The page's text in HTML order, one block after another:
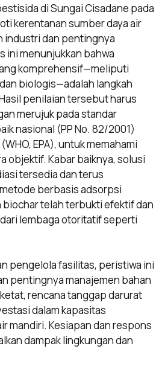
di Sungai Cisadane pada
kerentanan sumber daya air
industri dan pentingnya
ini menunjukkan bahwa
komprehensif—meliputi
biologis—adalah langkah
penilaian tersebut harus
merujuk pada standar
nasional (PP No. 82/2001)
EPA), untuk memahami
objektif. Kabar baiknya, solusi
tersedia dan terus
berbasis adsorpsi
telah terbukti efektif dan
lembaga otoritatif seperti
pengelola fasilitas, peristiwa ini
pentingnya manajemen bahan
rencana tanggap darurat
dalam kapasitas
mandiri. Kesiapan dan respons
dampak lingkungan dan